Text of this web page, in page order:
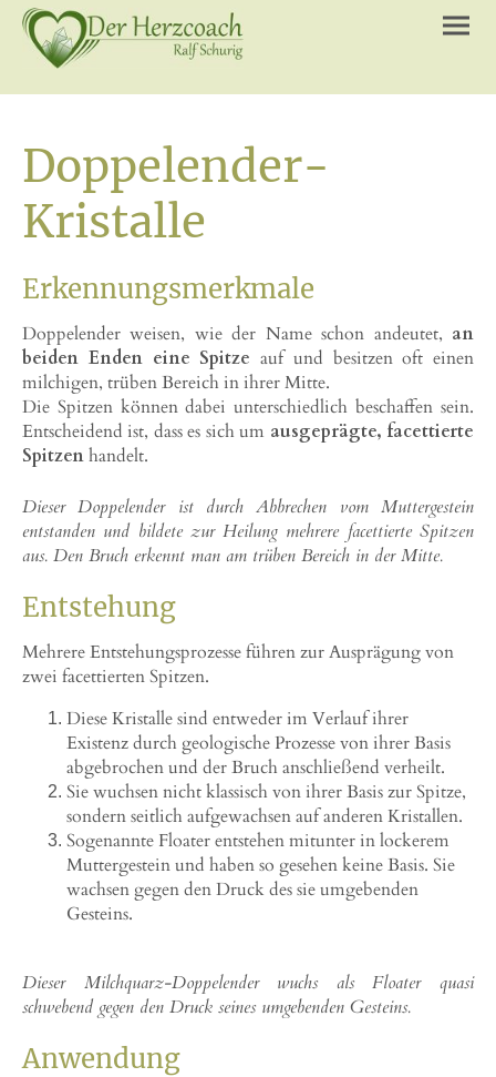
Doppelender-
Kristalle
Erkennungsmerkmale
Doppelender weisen, wie der Name schon andeutet, an
beiden Enden eine Spitze auf und besitzen oft einen
milchigen, trüben Bereich in ihrer Mitte.
Die Spitzen können dabei unterschiedlich beschaffen sein.
Entscheidend ist, dass es sich um ausgeprägte, facettierte
Spitzenhandelt.
Dieser Doppelender ist durch Abbrechen vom Muttergestein
entstanden und bildete zur Heilung mehrere facettierte Spitzen
aus. Den Bruch erkennt man am trüben Bereich in der Mitte.
Entstehung
Mehrere Entstehungsprozesse führen zur Ausprägung von
zwei facettierten Spitzen.
Diese Kristalle sind entweder im Verlauf ihrer
Existenz durch geologische Prozesse von ihrer Basis
abgebrochen und der Bruch anschließend verheilt.
Sie wuchsen nicht klassisch von ihrer Basis zur Spitze,
sondern seitlich aufgewachsen auf anderen Kristallen.
Sogenannte Floater entstehen mitunter in lockerem
Muttergestein und haben so gesehen keine Basis. Sie
wachsen gegen den Druck des sie umgebenden
Gesteins.
Dieser Milchquarz-Doppelender wuchs als Floater quasi
schwebend gegen den Druck seines umgebenden Gesteins.
Anwendung